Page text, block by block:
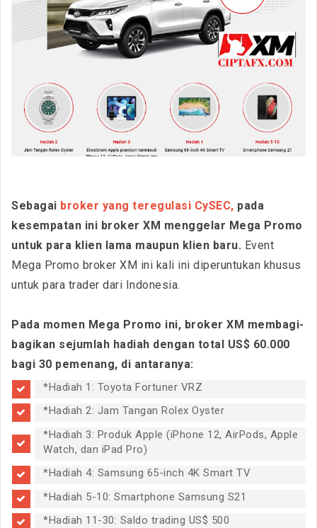
Sebagai broker yang teregulasi CySEC, pada
kesempatan ini broker XM menggelar Mega Promo
untuk para klien lama maupun klien baru. Event
Mega Promo broker XM ini kali ini diperuntukan khusus
untuk para trader dari Indonesia.
Pada momen Mega Promo ini, broker XM membagi-
bagikan sejumlah hadiah dengan total US$ 60.000
bagi 30 pemenang, di antaranya:
*Hadiah 1: Toyota Fortuner VRZ
*Hadiah 2: Jam Tangan Rolex Oyster
*Hadiah 3: Produk Apple (iPhone 12, AirPods, Apple
Watch, dan iPad Pro)
*Hadiah 4: Samsung 65-inch 4K Smart TV
*Hadiah 5-10: Smartphone Samsung S21
*Hadiah 11-30: Saldo trading US$ 500